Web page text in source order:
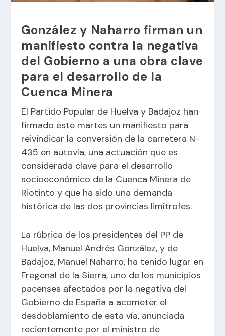
González y Naharro firman un
manifiesto contra la negativa
del Gobierno a una obra clave
para el desarrollo de la
Cuenca Minera
El Partido Popular de Huelva y Badajoz han
firmado este martes un manifiesto para
reivindicar la conversión de la carretera N-
435 en autovía, una actuación que es
considerada clave para el desarrollo
socioeconómico de la Cuenca Minera de
Riotinto y que ha sido una demanda
histórica de las dos provincias limítrofes.
La rúbrica de los presidentes del PP de
Huelva, Manuel Andrés González, y de
Badajoz, Manuel Naharro, ha tenido lugar en
Fregenal de la Sierra, uno de los municipios
pacenses afectados por la negativa del
Gobierno de España a acometer el
desdoblamiento de esta vía, anunciada
recientemente por el ministro de